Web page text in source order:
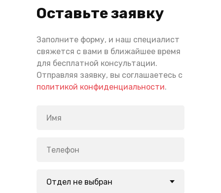
Оставьте заявку
Заполните форму, и наш специалист
свяжется с вами в ближайшее время
для бесплатной консультации.
Отправляя заявку, вы соглашаетесь с
политикой конфиденциальности.